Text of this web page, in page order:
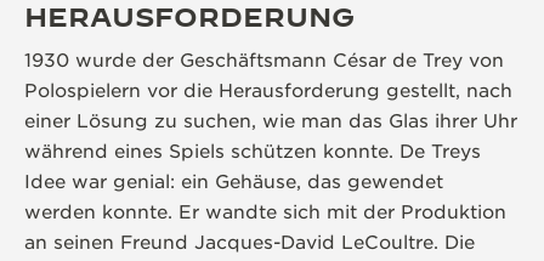
HERAUSFORDERUNG
1930 wurde der Geschäftsmann César de Trey von
Polospielern vor die Herausforderung gestellt, nach
einer Lösung zu suchen, wie man das Glas ihrer Uhr
während eines Spiels schützen konnte. De Treys
Idee war genial: ein Gehäuse, das gewendet
werden konnte. Er wandte sich mit der Produktion
an seinen Freund Jacques-David LeCoultre. Die